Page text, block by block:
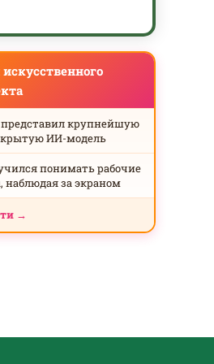
представил крупнейшую
ИИ-модель
понимать рабочие
наблюдая за экраном
→